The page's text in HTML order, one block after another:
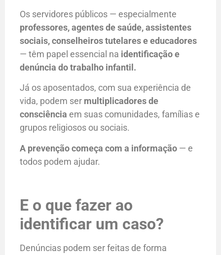
Os servidores públicos — especialmente
professores, agentes de saúde, assistentes
sociais, conselheiros tutelares e educadores
— têm papel essencial na identificação e
denúncia do trabalho infantil.
Já os aposentados, com sua experiência de
vida, podem ser multiplicadores de
consciência em suas comunidades, famílias e
grupos religiosos ou sociais.
A prevenção começa com a informação — e
todos podem ajudar.
E o que fazer ao
identificar um caso?
Denúncias podem ser feitas de forma